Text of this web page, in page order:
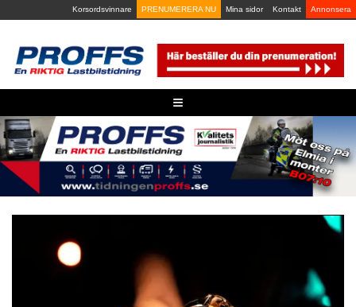
to
Korsordsvinnare PRENUMERERA NU Mina sidor Kontakt Annonsera
≡